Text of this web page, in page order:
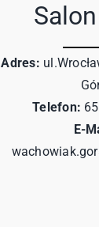
Adres:
Telefon:
E-